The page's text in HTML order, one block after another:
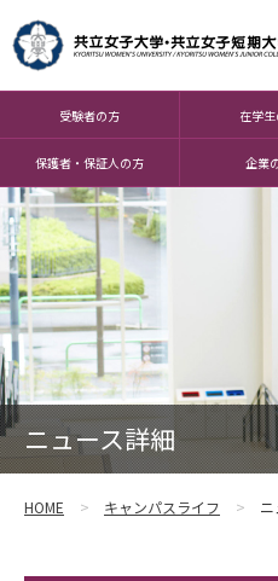
受験者の方 在学
保護者・保証人の方 企業
ニュース詳細
HOME キャンパスライフ